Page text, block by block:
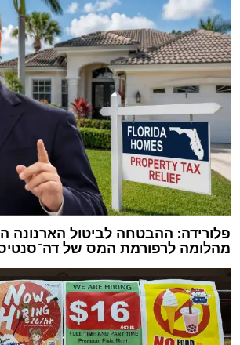
פלורידה: ההבטחה לביטול הארנונה
מהלומה לרפורמת המס של